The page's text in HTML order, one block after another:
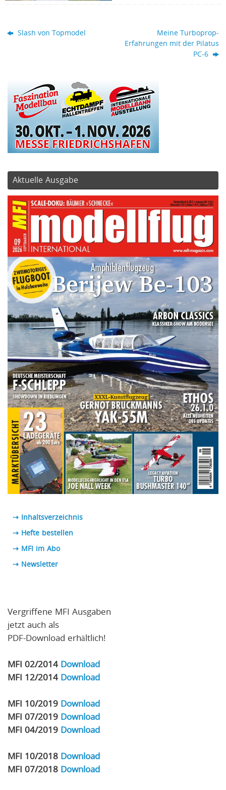
Slash von Topmodel
Meine Turboprop-
Erfahrungen mit der Pilatus
PC-6
Aktuelle Ausgabe
⇢ Inhaltsverzeichnis
⇢ Hefte bestellen
⇢ MFI im Abo
⇢ Newsletter
Vergriffene MFI Ausgaben
jetzt auch als
PDF-Download erhältlich!
MFI 02/2014 Download
MFI 12/2014 Download
MFI 10/2019 Download
MFI 07/2019 Download
MFI 04/2019 Download
MFI 10/2018 Download
MFI 07/2018 Download